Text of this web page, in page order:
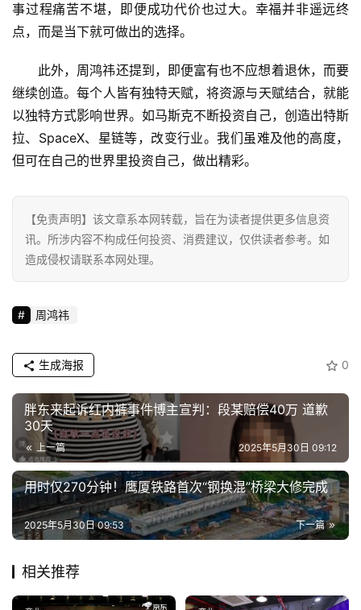
首
页
资
商
业
费
生
活
科
财
经
教
育
专
题
汽
登录
事过程痛苦不堪，即便成功代价也过大。幸福并非遥远终
点，而是当下就可做出的选择。
此外，周鸿祎还提到，即便富有也不应想着退休，而要
继续创造。每个人皆有独特天赋，将资源与天赋结合，就能
以独特方式影响世界。如马斯克不断投资自己，创造出特斯
拉、SpaceX、星链等，改变行业。我们虽难及他的高度，
但可在自己的世界里投资自己，做出精彩。
【免责声明】该文章系本网转载，旨在为读者提供更多信息资
讯。所涉内容不构成任何投资、消费建议，仅供读者参考。如
造成侵权请联系本网处理。
周鸿祎
0
生成海报
胖东来起诉红内裤事件博主宣判：段某赔偿40万 道歉
30天
上一篇 2025年5月30日 09:12
用时仅270分钟！鹰厦铁路首次“钢换混”桥梁大修完成
下一篇
2025年5月30日 09:53
相关推荐